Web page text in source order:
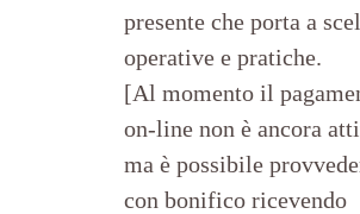
presente che porta a
operative e pratiche.
[Al momento il
on-line non è ancora
ma è possibile
con bonifico ricevendo